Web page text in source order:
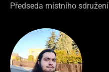
Předseda místního sdružení